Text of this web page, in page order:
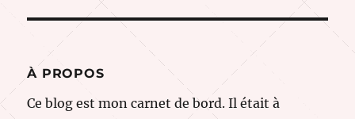
À PROPOS
Ce blog est mon carnet de bord. Il était à